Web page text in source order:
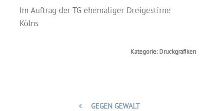
Im Auftrag der TG ehemaliger Dreigestirne
Kölns
Kategorie: Druckgrafiken
GEGEN GEWALT